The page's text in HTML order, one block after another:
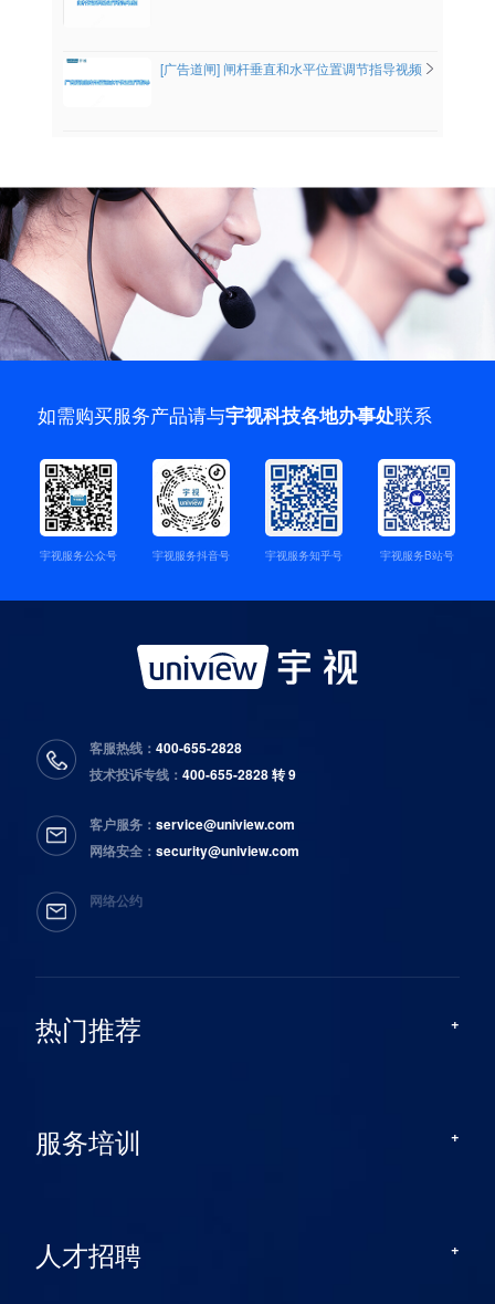
[广告道闸] 闸杆垂直和水平位置调节指导视频
如需购买服务产品请与宇视科技各地办事处联系
宇视服务公众号 宇视服务抖音号 宇视服务知乎号 宇视服务B站号
热门推荐
服务培训
人才招聘
客服热线：400-655-2828
技术投诉专线：400-655-2828 转 9
客户服务：service@uniview.com
网络安全：security@uniview.com
网络公约